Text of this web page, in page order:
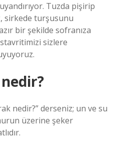
Tuzda pişirip
sirkede turşusunu
bir şekilde sofranıza
sizlere
nedir?” derseniz; un ve su
üzerine şeker